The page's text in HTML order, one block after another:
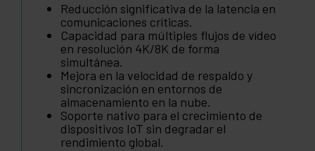
Reducción significativa de la latencia en
comunicaciones críticas.
Capacidad para múltiples flujos de vídeo
en resolución 4K/8K de forma
simultánea.
Mejora en la velocidad de respaldo y
sincronización en entornos de
almacenamiento en la nube.
Soporte nativo para el crecimiento de
dispositivos IoT sin degradar el
rendimiento global.